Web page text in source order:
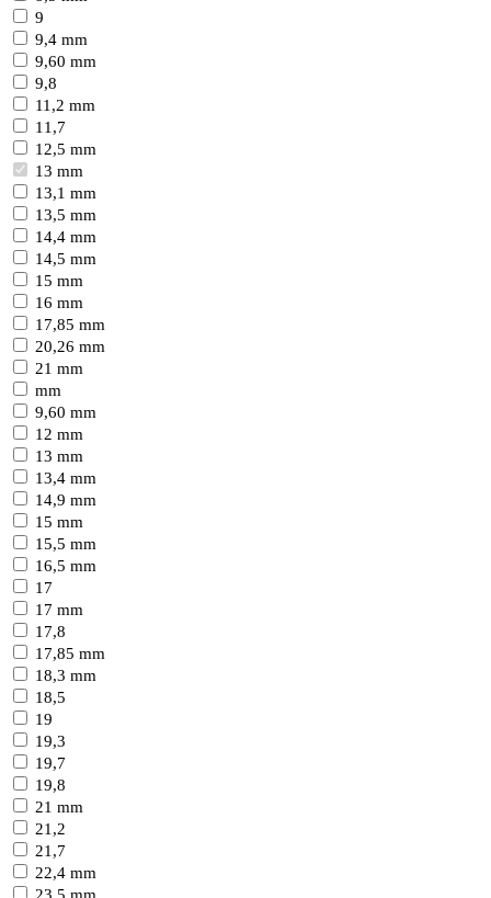
9
9,4 mm
9,60 mm
9,8
11,2 mm
11,7
12,5 mm
13 mm
13,1 mm
13,5 mm
14,4 mm
14,5 mm
15 mm
16 mm
17,85 mm
20,26 mm
21 mm
mm
9,60 mm
12 mm
13 mm
13,4 mm
14,9 mm
15 mm
15,5 mm
16,5 mm
17
17 mm
17,8
17,85 mm
18,3 mm
18,5
19
19,3
19,7
19,8
21 mm
21,2
21,7
22,4 mm